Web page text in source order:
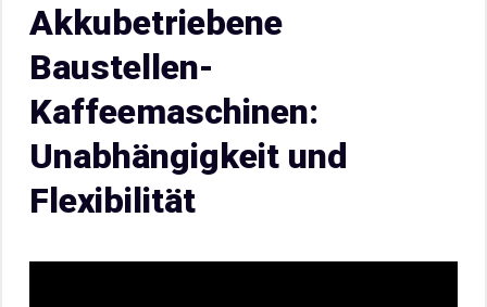
Akkubetriebene
Baustellen-
Kaffeemaschinen:
Unabhängigkeit und
Flexibilität